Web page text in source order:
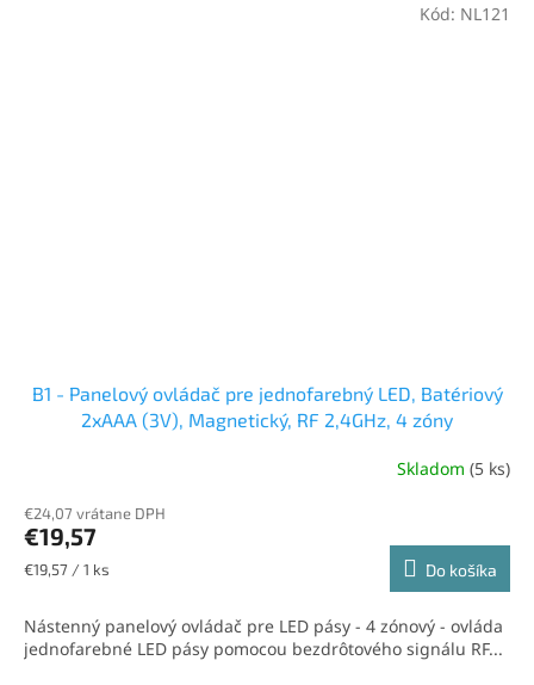
B1 - Panelový ovládač pre jednofarebný LED, Batériový
2xAAA (3V), Magnetický, RF 2,4GHz, 4 zóny
Skladom (5 ks)
€24,07 vrátane DPH
€19,57
Jednotková
€19,57 / 1 ks Do košíka
Nástenný panelový ovládač pre LED pásy - 4 zónový - ovláda
jednofarebné LED pásy pomocou bezdrôtového signálu RF...
Kód: NL121